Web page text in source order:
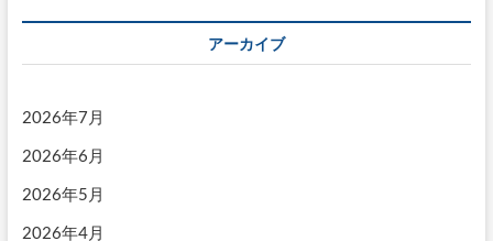
シ
ョ
ン
アーカイブ
2026年7月
2026年6月
2026年5月
2026年4月